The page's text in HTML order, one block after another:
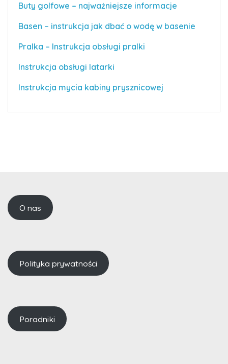
Buty golfowe – najważniejsze informacje
Basen – instrukcja jak dbać o wodę w basenie
Pralka – Instrukcja obsługi pralki
Instrukcja obsługi latarki
Instrukcja mycia kabiny prysznicowej
O nas
Polityka prywatności
Poradniki